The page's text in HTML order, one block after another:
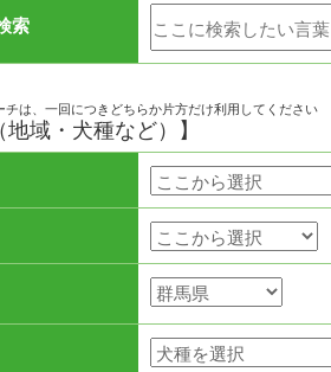
索
は、一回につきどちらか片方だけ利用してください
域・犬種など）】